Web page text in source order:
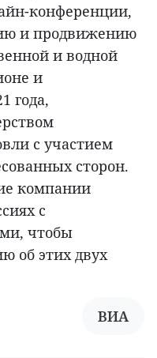
конференции,
и продвижению
и водной
и
года,
с участием
сторон.
компании
с
чтобы
об этих двух
ВИА